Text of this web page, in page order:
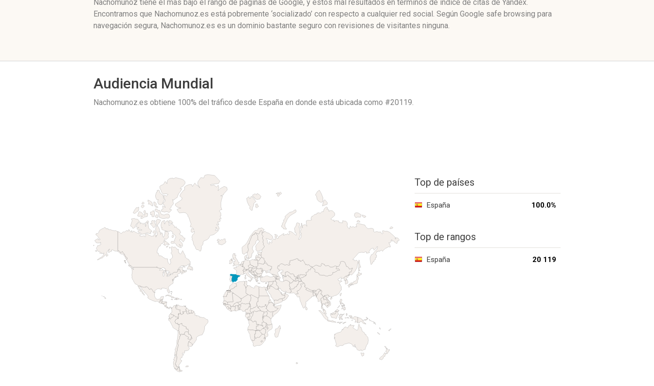
Nachomunoz tiene el mas bajo el rango de páginas de Google, y estos mal resultados en términos de índice de citas de Yandex.
Encontramos que Nachomunoz.es está pobremente ‘socializado’ con respecto a cualquier red social. Según Google safe browsing para
navegación segura, Nachomunoz.es es un dominio bastante seguro con revisiones de visitantes ninguna.
Audiencia Mundial
Nachomunoz.es obtiene 100% del tráfico desde España en donde está ubicada como #20119.
Top de países
España 100.0%
Top de rangos
España 20 119